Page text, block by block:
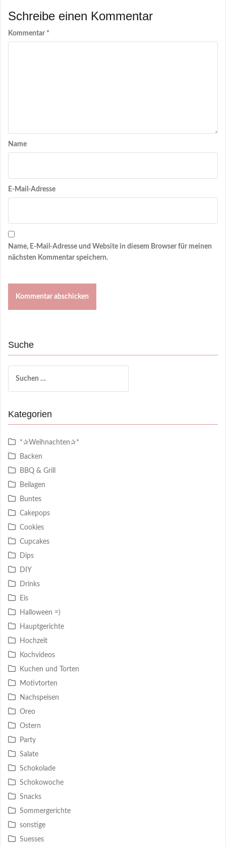
Schreibe einen Kommentar
Kommentar *
Name
E-Mail-Adresse
Name, E-Mail-Adresse und Website in diesem Browser für meinen
nächsten Kommentar speichern.
Suche
nach:
Kategorien
*✰Weihnachten✰*
Backen
BBQ & Grill
Beilagen
Buntes
Cakepops
Cookies
Cupcakes
Dips
DIY
Drinks
Eis
Halloween =)
Hauptgerichte
Hochzeit
Kochvideos
Kuchen und Torten
Motivtorten
Nachspeisen
Oreo
Ostern
Party
Salate
Schokolade
Schokowoche
Snacks
Sommergerichte
sonstige
Suesses